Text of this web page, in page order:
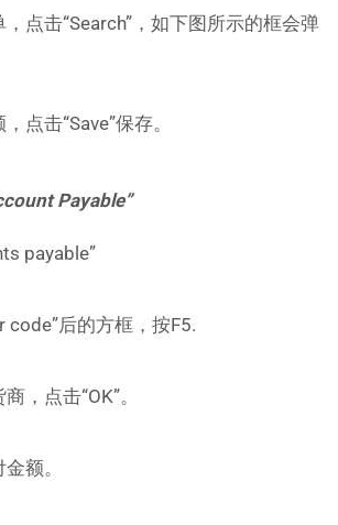
点击“Search”，如下图所示的框会弹
点击“Save”保存。
Payable”
payable”
code”后的方框，按F5.
，点击“OK”。
额。